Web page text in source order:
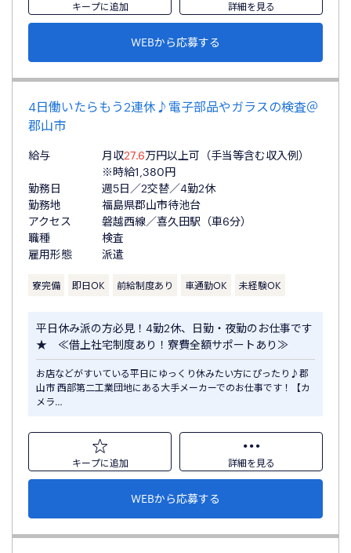
キープに追加 詳細を見る
WEBから応募する
4日働いたらもう2連休♪電子部品やガラスの検査＠
郡山市
給与 月収27.6万円以上可（手当等含む収入例）
※時給1,380円
勤務日
週5日／2交替／4勤2休
勤務地
福島県郡山市待池台
アクセス
磐越西線／喜久田駅（車6分）
職種
検査
雇用形態
派遣
寮完備 即日OK 前給制度あり 車通勤OK 未経験OK
平日休み派の方必見！4勤2休、日勤・夜勤のお仕事です
★ ≪借上社宅制度あり！寮費全額サポートあり≫
お店などがすいている平日にゆっくり休みたい方にぴったり♪郡
山市 西部第二工業団地にある大手メーカーでのお仕事です！【カ
メラ…
キープに追加 詳細を見る
WEBから応募する